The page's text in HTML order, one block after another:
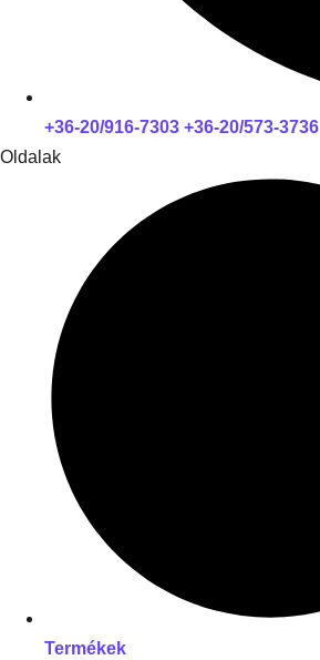
+36-20/916-7303 +36-20/573-3736
Oldalak
Termékek